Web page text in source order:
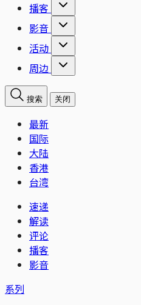
播客
影音
活动
周边
搜索 关闭
最新
国际
大陆
香港
台湾
速递
解读
评论
播客
影音
系列